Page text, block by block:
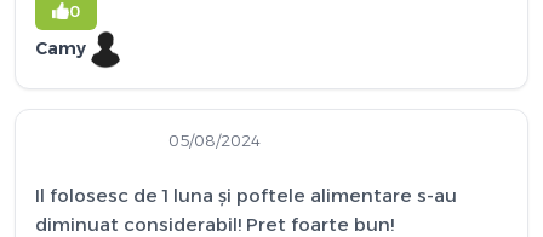
0
Camy
05/08/2024
Il folosesc de 1 luna și poftele alimentare s-au
diminuat considerabil! Pret foarte bun!